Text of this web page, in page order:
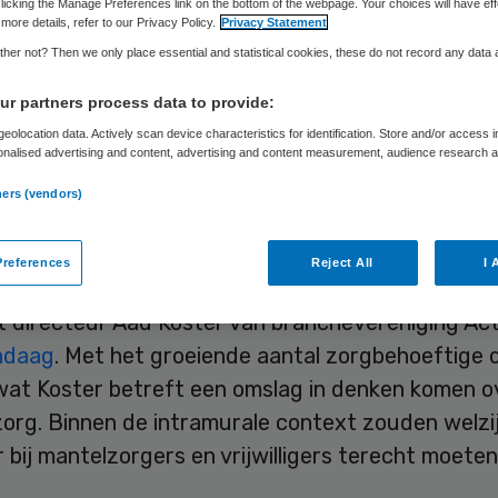
naasten en vrijwilligers zouden zich
voor het welzijn van ouderen. Door
een plek te geven binnen de
personeel meer tijd voor eigenlijke zorgtaken.
directeur Aad Koster van branchevereniging
. Met het groeiende aantal zorgbehoeftige
Koster betreft een omslag in denken komen
Binnen de intramurale context zouden
bij mantelzorgers en vrijwilligers terecht moeten
the Manage Preferences link on the bottom of the webpage. Your choices will have
details, refer to our Privacy Policy. Privacy Statement
not? Then we only place essential and statistical cookies, these do not record any data
partners process data to provide:
data. Actively scan device characteristics for identification. Store and/or access
advertising and content, advertising and content measurement, audience research
(vendors)
Reject All I